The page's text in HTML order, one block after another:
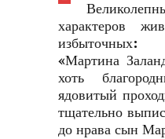
характеров
избыточных:
«Мартина
хоть
ядовитый
тщательно
до нрава сын